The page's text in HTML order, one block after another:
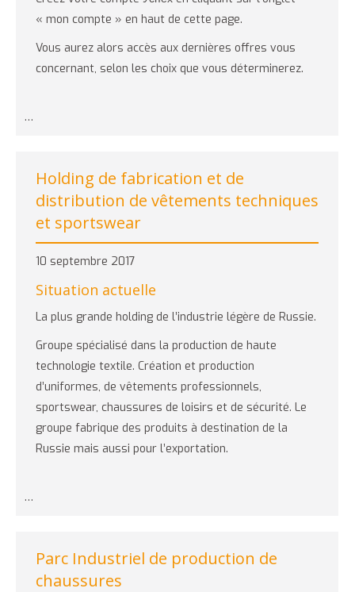
« mon compte » en haut de cette page.
Vous aurez alors accès aux dernières offres vous
concernant, selon les choix que vous déterminerez.
…
Holding de fabrication et de
distribution de vêtements techniques
et sportswear
10 septembre 2017
Situation actuelle
La plus grande holding de l’industrie légère de Russie.
Groupe spécialisé dans la production de haute
technologie textile. Création et production
d’uniformes, de vêtements professionnels,
sportswear, chaussures de loisirs et de sécurité. Le
groupe fabrique des produits à destination de la
Russie mais aussi pour l’exportation.
…
Parc Industriel de production de
chaussures